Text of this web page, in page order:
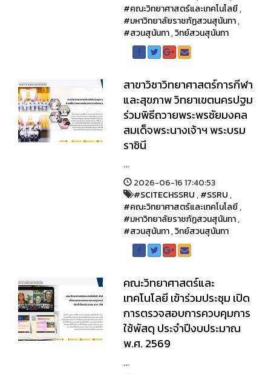
#คณะวิทยาศาสตร์และเทคโนโลยี,
#มหาวิทยาลัยราชภัฏสวนสุนันทา,
#สวนสุนันทา,วิทย์สวนสุนันทา
สาขาวิชาวิทยาศาสตร์การกีฬา
และสุขภาพ วิทยาเขตนครปฐม
ร่วมพิธีถวายพระพรชัยมงคล
สมเด็จพระนางเจ้าฯ พระบรม
ราชินี
...
2026-06-16 17:40:53
#SCITECHSSRU,#SSRU,
#คณะวิทยาศาสตร์และเทคโนโลยี,
#มหาวิทยาลัยราชภัฏสวนสุนันทา,
#สวนสุนันทา,วิทย์สวนสุนันทา
คณะวิทยาศาสตร์และ
เทคโนโลยี เข้าร่วมประชุม เปิด
การตรวจสอบการควบคุมการ
ใช้พัสดุ ประจำปีงบประมาณ
พ.ศ. 2569
...